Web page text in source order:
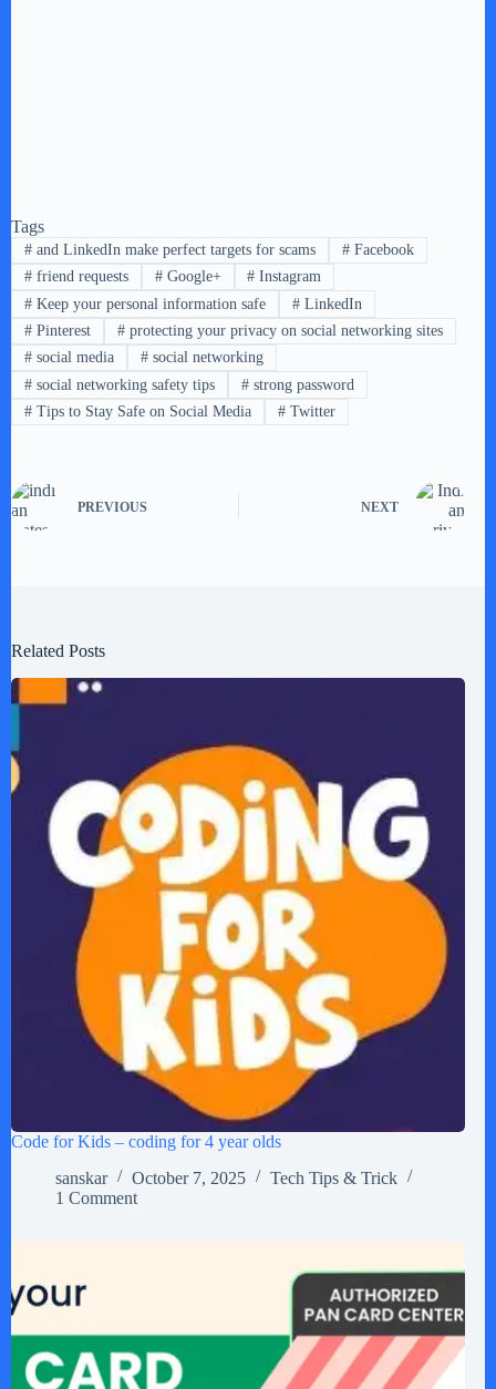
Tags
#and LinkedIn make perfect targets for scams #Facebook
#friend requests #Google+ # Instagram
#Keep your personal information safe #LinkedIn
#Pinterest #protecting your privacy on social networking sites
#social media #social networking
#social networking safety tips #strong password
#Tips to Stay Safe on Social Media #Twitter
PREVIOUS NEXT
Related Posts
Code for Kids – coding for 4 year olds
sanskar
October 7, 2025
Tech Tips & Trick
1 Comment